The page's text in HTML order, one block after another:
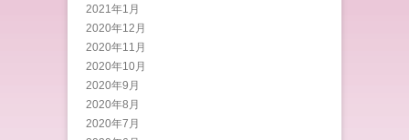
2021年1月
2020年12月
2020年11月
2020年10月
2020年9月
2020年8月
2020年7月